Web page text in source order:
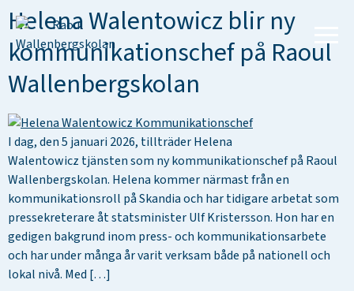
Helena Walentowicz blir ny
kommunikationschef på Raoul
Wallenbergskolan
I dag, den 5 januari 2026, tillträder Helena
Walentowicz tjänsten som ny kommunikationschef på Raoul
Wallenbergskolan. Helena kommer närmast från en
kommunikationsroll på Skandia och har tidigare arbetat som
pressekreterare åt statsminister Ulf Kristersson. Hon har en
gedigen bakgrund inom press- och kommunikationsarbete
och har under många år varit verksam både på nationell och
lokal nivå. Med […]